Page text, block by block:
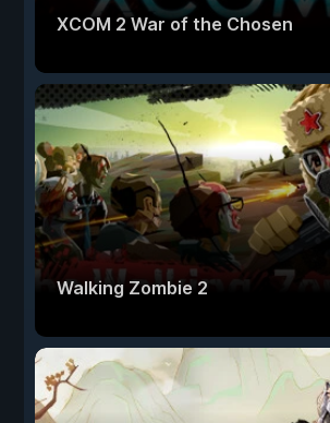
XCOM 2 War of the Chosen
Walking Zombie 2